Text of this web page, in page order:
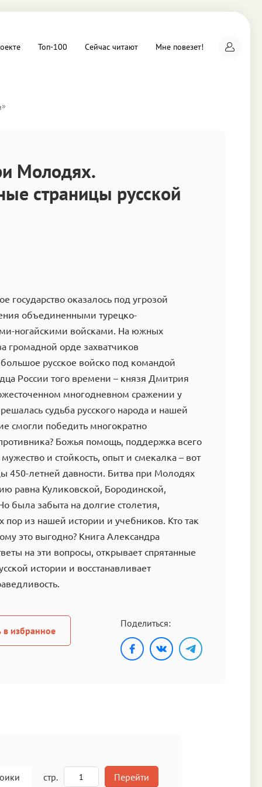
Топ-100 Сейчас читают Мне повезет!
»
Молодях.
страницы русской
государство оказалось под угрозой
объединенными турецко-
ногайскими войсками. На южных
громадной орде захватчиков
русское войско под командой
России того времени – князя Дмитрия
многодневном сражении у
судьба русского народа и нашей
смогли победить многократно
Божья помощь, поддержка всего
и стойкость, опыт и смекалка – вот
450-летней давности. Битва при Молодях
равна Куликовской, Бородинской,
была забыта на долгие столетия,
пор из нашей истории и учебников. Кто так
это выгодно? Книга Александра
на эти вопросы, открывает спрятанные
истории и восстанавливает
в избранное
Поделиться:
стр. Перейти